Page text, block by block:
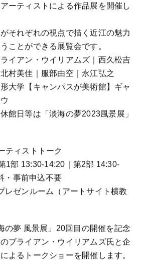
ーティストによる作品展を開催し
それぞれの視点で描く近江の魅力
ことができる展覧会です。
ライアン・ウイリアムズ｜西久松吉
村美佳｜服部由空｜永江弘之
形大学【キャンパスが美術館】ギャ
館日等は「淡海の夢2023風景展」
ィストトーク
1部 13:30-14:20｜第2部 14:30-
事前申込不要
ゼンルーム（アートサイト横教
の夢 風景展」20回目の開催を記念
ブライアン・ウイリアムズ氏と企
よるトークショーを開催します。